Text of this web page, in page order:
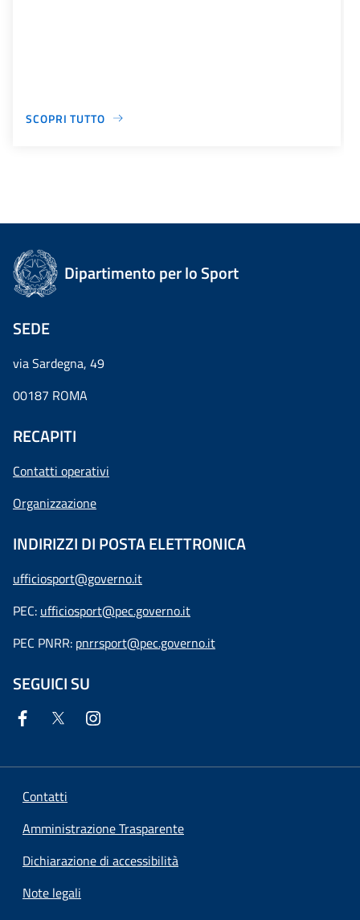
SCOPRI TUTTO
Dipartimento per lo Sport
SEDE
via Sardegna, 49
00187 ROMA
RECAPITI
Contatti operativi
Organizzazione
INDIRIZZI DI POSTA ELETTRONICA
ufficiosport@governo.it
PEC: ufficiosport@pec.governo.it
PEC PNRR: pnrrsport@pec.governo.it
SEGUICI SU
Contatti
Amministrazione Trasparente
Dichiarazione di accessibilità
Note legali